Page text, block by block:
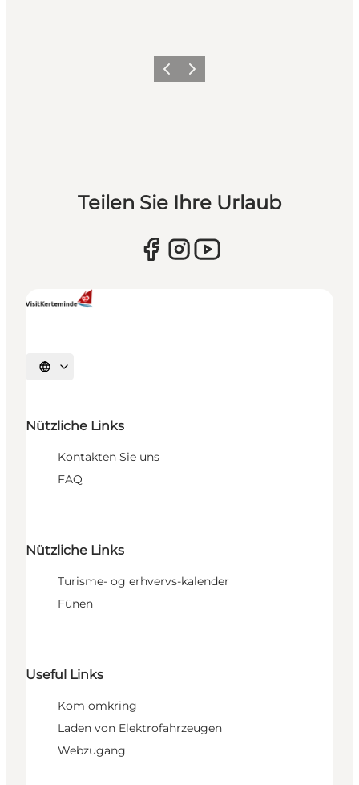
ZurückWeiter
Teilen Sie Ihre Urlaub
Sprache auswählen
Nützliche Links
Kontakten Sie uns
FAQ
Nützliche Links
Turisme- og erhvervs-kalender
Fünen
Useful Links
Kom omkring
Laden von Elektrofahrzeugen
Webzugang